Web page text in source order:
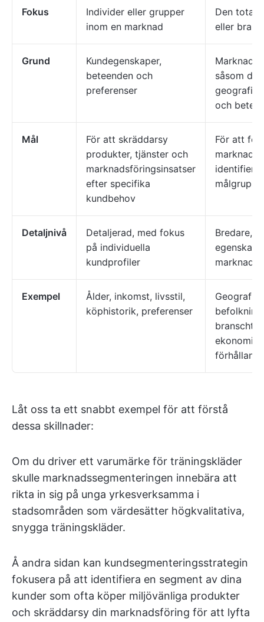
Fokus
Individer eller grupper
inom en marknad
Den
eller
Grund
Kundegenskaper,
beteenden och
preferenser
såsom
geografi,
och
Mål
För att skräddarsy
produkter, tjänster och
marknadsföringsinsatser
efter specifika
kundbehov
För att
identifiera
Detaljnivå
Detaljerad, med fokus
på individuella
kundprofiler
Bredare,
Exempel
Ålder, inkomst, livsstil,
köphistorik, preferenser
Låt oss ta ett snabbt exempel för att förstå
dessa skillnader:
Om du driver ett varumärke för träningskläder
skulle marknadssegmenteringen innebära att
rikta in sig på unga yrkesverksamma i
stadsområden som värdesätter högkvalitativa,
snygga träningskläder.
Å andra sidan kan kundsegmenteringsstrategin
fokusera på att identifiera en segment av dina
kunder som ofta köper miljövänliga produkter
och skräddarsy din marknadsföring för att lyfta